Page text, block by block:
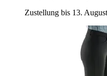
Zustellung bis 13. August